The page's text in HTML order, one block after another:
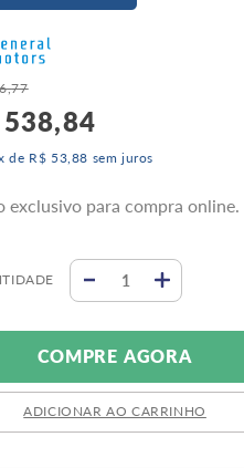
,77
538,84
de R$ 53 88 sem juros
exclusivo para compra online.
COMPRE AGORA
ADICIONAR AO CARRINHO